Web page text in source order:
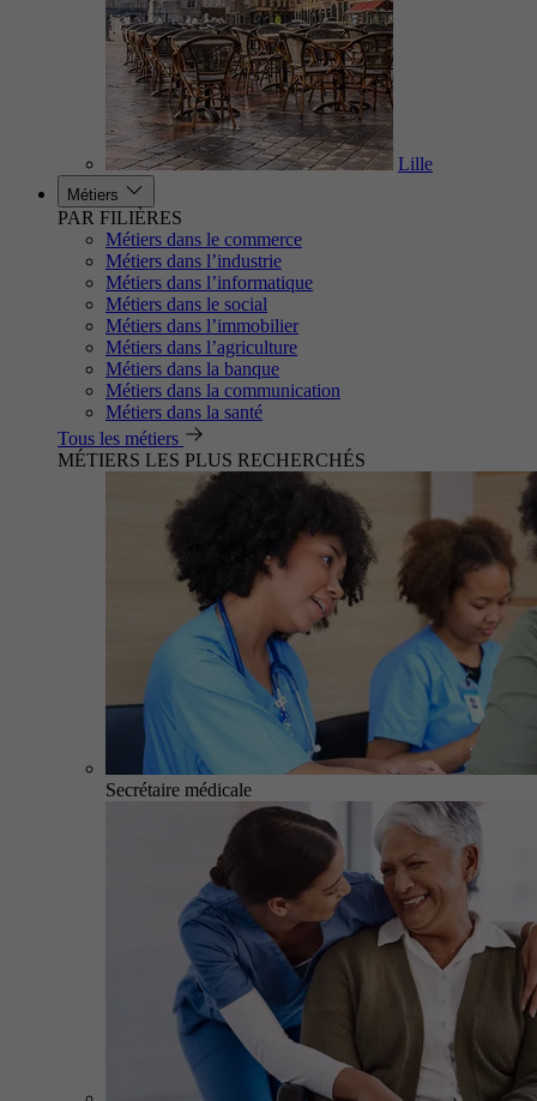
Lille
Métiers
PAR FILIÈRES
Métiers dans le commerce
Métiers dans l’industrie
Métiers dans l’informatique
Métiers dans le social
Métiers dans l’immobilier
Métiers dans l’agriculture
Métiers dans la banque
Métiers dans la communication
Métiers dans la santé
Tous les métiers
MÉTIERS LES PLUS RECHERCHÉS
Secrétaire médicale